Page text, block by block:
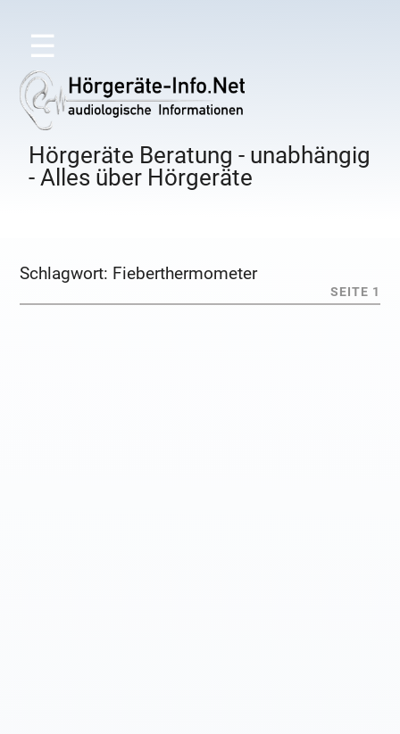
☰
Hörgeräte Beratung - unabhängig
- Alles über Hörgeräte
Schlagwort: Fieberthermometer
SEITE 1